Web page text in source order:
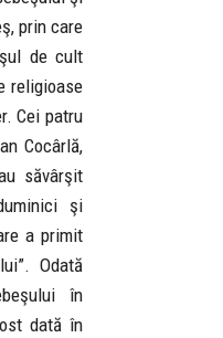
prin care
de cult
religioase
Cei patru
Cocârlă,
săvârşit
şi
a primit
Odată
în
dată în